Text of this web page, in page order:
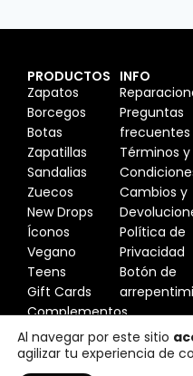
PRODUCTOS
Zapatos
Borcegos
Botas
Zapatillas
Sandalias
Zuecos
New Drops
Íconos
Vegano
Teens
Gift Cards
Complementos
INFO
Preguntas
frecuentes
Términos y
Cambios y
Política de
Privacidad
Botón de
Al navegar por este sitio
agilizar tu experiencia de